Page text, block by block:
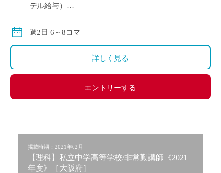
デル給与）
※月の途中からご勤務開始の場合は、日割計算になり
週2日 6～8コマ
詳しく見る
エントリーする
掲載時期：2021年02月
【理科】私立中学高等学校/非常勤講師《2021
年度》［大阪府］